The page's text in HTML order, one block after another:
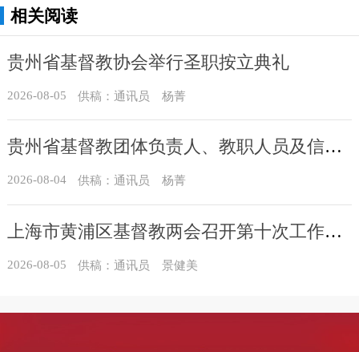
相关阅读
贵州省基督教协会举行圣职按立典礼
2026-08-05 供稿：通讯员 杨菁
贵州省基督教团体负责人、教职人员及信众骨干培训班在贵州圣经学校举办
2026-08-04 供稿：通讯员 杨菁
上海市黄浦区基督教两会召开第十次工作会议暨沐恩堂管理机构七月份联席会议
2026-08-05 供稿：通讯员 景健美